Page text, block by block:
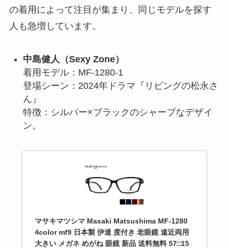
の着用によって注目が集まり、同じモデルを探す
人も急増しています。
中島健人（Sexy Zone）
着用モデル：MF-1280-1
登場シーン：2024年ドラマ『リビングの松永さ
ん』
特徴：シルバー×ブラックのシャープなデザイ
ン。
マサキマツシマ Masaki Matsushima MF-1280
4color mf9 日本製 伊達 度付き 老眼鏡 遠近両用
大きい メガネ めがね 眼鏡 新品 送料無料 57□15